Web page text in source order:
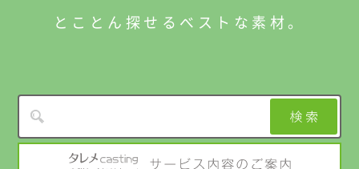
とことん探せるベストな素材。